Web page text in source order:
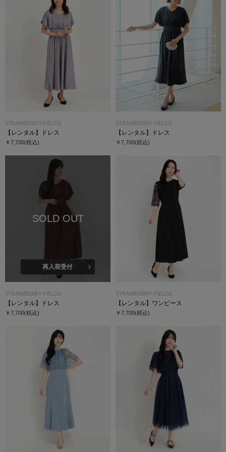
STRAWBERRY-FIELDS
【レンタル】ドレス
￥7,700(税込)
STRAWBERRY-FIELDS
【レンタル】ドレス
￥7,700(税込)
SOLD OUT
再入荷受付
STRAWBERRY-FIELDS
【レンタル】ドレス
￥7,700(税込)
STRAWBERRY-FIELDS
【レンタル】ワンピース
￥7,700(税込)